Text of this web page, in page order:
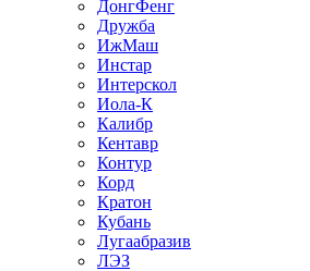
ДонгФенг
Дружба
ИжМаш
Инстар
Интерскол
Иола-К
Калибр
Кентавр
Контур
Корд
Кратон
Кубань
Лугаабразив
ЛЭЗ